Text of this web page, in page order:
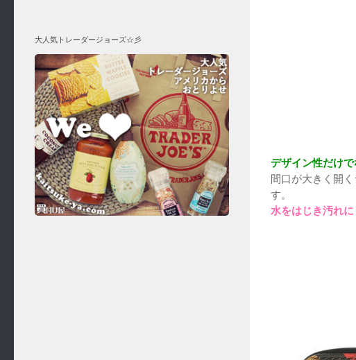
デザイン性だけ
間口が大きく開
す。
水をはじき汚れ
大人気トレーダージョーズ☆彡